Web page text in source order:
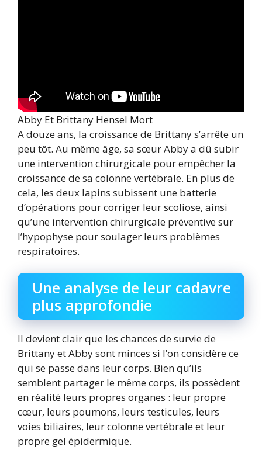
Abby Et Brittany Hensel Mort
A douze ans, la croissance de Brittany s’arrête un
peu tôt. Au même âge, sa sœur Abby a dû subir
une intervention chirurgicale pour empêcher la
croissance de sa colonne vertébrale. En plus de
cela, les deux lapins subissent une batterie
d’opérations pour corriger leur scoliose, ainsi
qu’une intervention chirurgicale préventive sur
l’hypophyse pour soulager leurs problèmes
respiratoires.
Une analyse de leur cadavre
plus approfondie
Il devient clair que les chances de survie de
Brittany et Abby sont minces si l’on considère ce
qui se passe dans leur corps. Bien qu’ils
semblent partager le même corps, ils possèdent
en réalité leurs propres organes : leur propre
cœur, leurs poumons, leurs testicules, leurs
voies biliaires, leur colonne vertébrale et leur
propre gel épidermique.